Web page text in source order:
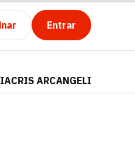
Entrar
CRIS ARCANGELI